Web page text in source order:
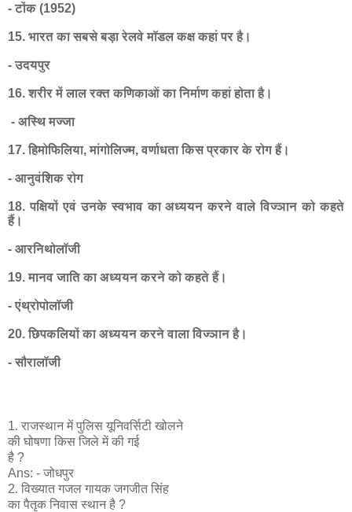
- टोंक (1952)
15. भारत का सबसे बड़ा रेलवे मॉडल कक्ष कहां पर है।
- उदयपुर
16. शरीर में लाल रक्त कणिकाओं का निर्माण कहां होता है।
- अस्थि मज्जा
17. हिमोफिलिया, मांगोलिज्म, वर्णाधता किस प्रकार के रोग हैं।
- आनुवंशिक रोग
18. पक्षियों एवं उनके स्वभाव का अध्ययन करने वाले विज्ञान को कहते
हैं।
- आरनिथोलॉजी
19. मानव जाति का अध्ययन करने को कहते हैं।
- एंथ्रोपोलॉजी
20. छिपकलियों का अध्ययन करने वाला विज्ञान है।
- सौरालॉजी
1. राजस्थान में पुलिस यूनिवर्सिटी खोलने
की घोषणा किस जिले में की गई
है ?
Ans: - जोधपुर
2. विख्यात गजल गायक जगजीत सिंह
का पैतृक निवास स्थान है ?